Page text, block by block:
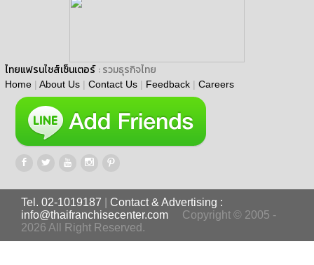
ไทยแฟรนไชส์เซ็นเตอร์ : รวมธุรกิจไทย
Home | About Us | Contact Us | Feedback | Careers
Tel. 02-1019187
Contact & Advertising :
info@thaifranchisecenter.com
Copyright © 2005 -
2026 All Right Reserved.